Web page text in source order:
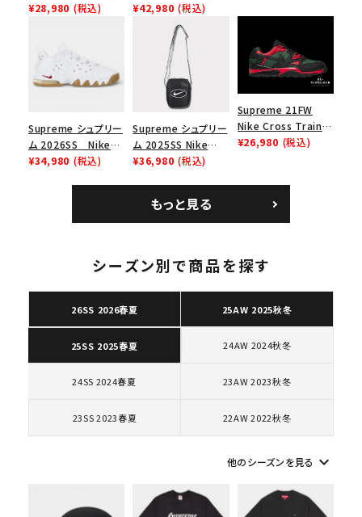
人気ワード
キャップ・ハット
パーカー・クルーネック
ショルダー・ウエストバッグ
ボックスロゴ ブラックスウェット
カテゴリーから探す
Force 1 Low シュプ
ューズ ホワイト
¥28,980 (税込)
Nike SB Dunk Low
ナイキ SB ダンク ロ
ー スニーカー ホワイ
¥42,980 (税込)
Supreme シュプリー
ム 2026SS Nike
SB Air Max 2 CB 94
¥34,980 (税込)
Supreme シュプリー
ム 2025SS Nike
Leather Shoulder
ク 黒
¥36,980 (税込)
Supreme 21FW
Nike Cross Trainer
Low ナイキクロスト
¥26,980 (税込)
もっと見る
シーズン別で商品を探す
26SS 2026春夏 25AW 2025秋冬
25SS 2025春夏 24AW 2024秋冬
24SS 2024春夏 23AW 2023秋冬
23SS 2023春夏 22AW 2022秋冬
他のシーズンを見る keyboard_arrow_down